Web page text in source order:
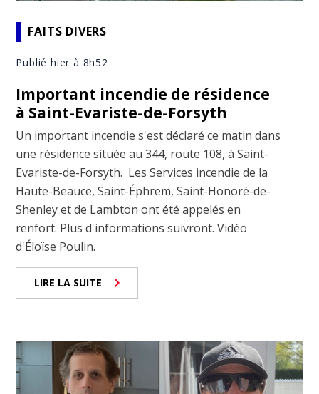
FAITS DIVERS
Publié hier à 8h52
Important incendie de résidence
à Saint-Evariste-de-Forsyth
Un important incendie s'est déclaré ce matin dans
une résidence située au 344, route 108, à Saint-
Evariste-de-Forsyth. Les Services incendie de la
Haute-Beauce, Saint-Éphrem, Saint-Honoré-de-
Shenley et de Lambton ont été appelés en
renfort. Plus d'informations suivront. Vidéo
d'Éloïse Poulin.
LIRE LA SUITE